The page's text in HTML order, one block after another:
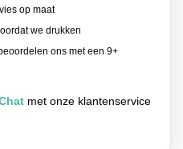
op maat
we drukken
ons met een 9+
met onze klantenservice